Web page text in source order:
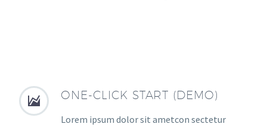

 ONE-CLICK START (DEMO)
Lorem ipsum dolor sit ametcon sectetur